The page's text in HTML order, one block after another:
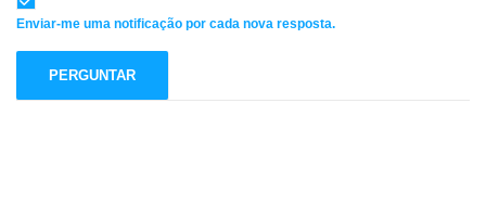
Enviar-me uma notificação por cada nova resposta.